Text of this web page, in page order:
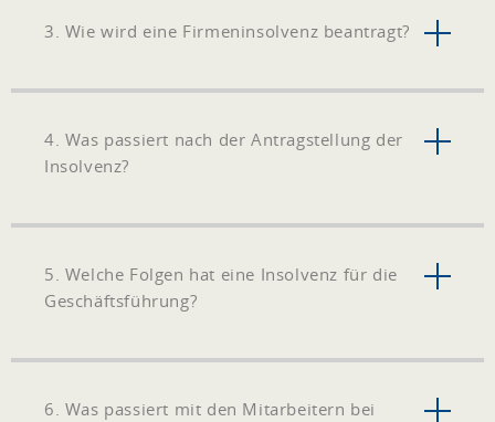
3. Wie wird eine Firmeninsolvenz beantragt?
4. Was passiert nach der Antragstellung der
Insolvenz?
5. Welche Folgen hat eine Insolvenz für die
Geschäftsführung?
6. Was passiert mit den Mitarbeitern bei